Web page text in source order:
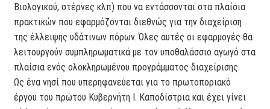
Βιολογικού, στέρνες κλπ) που να εντάσσονται στα πλαίσια
πρακτικών που εφαρμόζονται διεθνώς για την διαχείριση
της έλλειψης υδάτινων πόρων. Όλες αυτές οι εφαρμογές θα
λειτουργούν συμπληρωματικά με τον υποθαλάσσιο αγωγό στα
πλαίσια ενός ολοκληρωμένου προγράμματος διαχείρισης.
Ως ένα νησί που υπερηφανεύεται για το πρωτοποριακό
έργου του πρώτου Κυβερνήτη Ι. Καποδίστρια και έχει γίνει